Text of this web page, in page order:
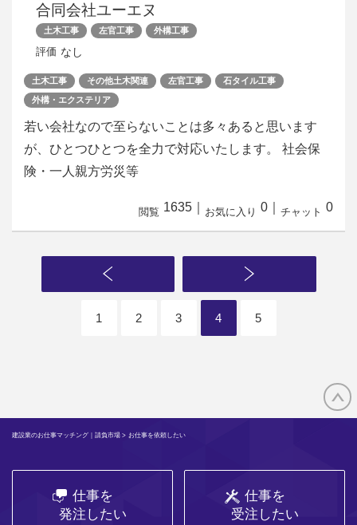
合同会社ユーエヌ
土木工事 左官工事 外構工事
評価 なし
土木工事 その他土木関連 左官工事
石タイル工事
外構・エクステリア
若い会社なので至らないことは多々あると思います
が、ひとつひとつを全力で対応いたします。 社会保
険・一人親方労災等
閲覧 1635 お気に入り 0 チャット 0
1 2 3 4 5
建設業のお仕事マッチング｜請負市場 > お仕事を依頼したい
仕事を
発注したい
仕事を
受注したい